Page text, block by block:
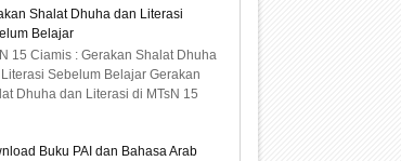
Shalat Dhuha dan Literasi
Belajar
15 Ciamis : Gerakan Shalat Dhuha
Sebelum Belajar Gerakan
Dhuha dan Literasi di MTsN 15
Buku PAI dan Bahasa Arab